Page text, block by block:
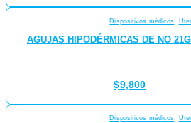
Dispositivos médicos
AGUJAS HIPODÉRMICAS DE NO
$9,800
Dispositivos médicos,